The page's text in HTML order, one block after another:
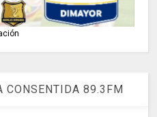
CONSENTIDA 89.3FM